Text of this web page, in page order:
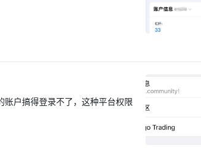
户搞得登录不了，这种平台权限